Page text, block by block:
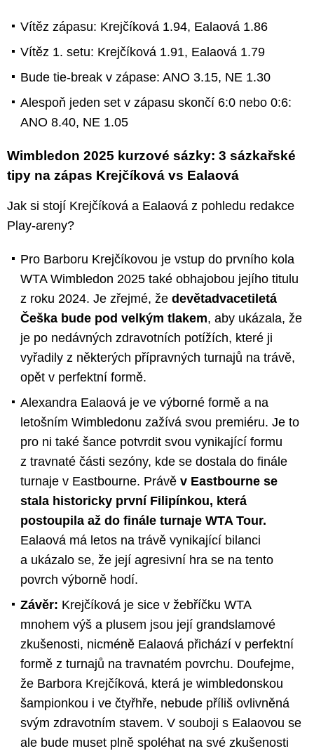
Vítěz zápasu: Krejčíková 1.94, Ealaová 1.86
Vítěz 1. setu: Krejčíková 1.91, Ealaová 1.79
Bude tie-break v zápase: ANO 3.15, NE 1.30
Alespoň jeden set v zápasu skončí 6:0 nebo 0:6:
ANO 8.40, NE 1.05
Wimbledon 2025 kurzové sázky: 3 sázkařské
tipy na zápas Krejčíková vs Ealaová
Jak si stojí Krejčíková a Ealaová z pohledu redakce
Play-areny?
Pro Barboru Krejčíkovou je vstup do prvního kola
WTA Wimbledon 2025 také obhajobou jejího titulu
z roku 2024. Je zřejmé, že devětadvacetiletá
Češka bude pod velkým tlakem, aby ukázala, že
je po nedávných zdravotních potížích, které ji
vyřadily z některých přípravných turnajů na trávě,
opět v perfektní formě.
Alexandra Ealaová je ve výborné formě a na
letošním Wimbledonu zažívá svou premiéru. Je to
pro ni také šance potvrdit svou vynikající formu
z travnaté části sezóny, kde se dostala do finále
turnaje v Eastbourne. Právě v Eastbourne se
stala historicky první Filipínkou, která
postoupila až do finále turnaje WTA Tour.
Ealaová má letos na trávě vynikající bilanci
a ukázalo se, že její agresivní hra se na tento
povrch výborně hodí.
Závěr: Krejčíková je sice v žebříčku WTA
mnohem výš a plusem jsou její grandslamové
zkušenosti, nicméně Ealaová přichází v perfektní
formě z turnajů na travnatém povrchu. Doufejme,
že Barbora Krejčíková, která je wimbledonskou
šampionkou i ve čtyřhře, nebude příliš ovlivněná
svým zdravotním stavem. V souboji s Ealaovou se
ale bude muset plně spoléhat na své zkušenosti